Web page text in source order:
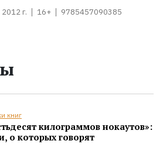
2012 г. 16+ 9785457090385
книг
килограммов нокаутов»:
о которых говорят